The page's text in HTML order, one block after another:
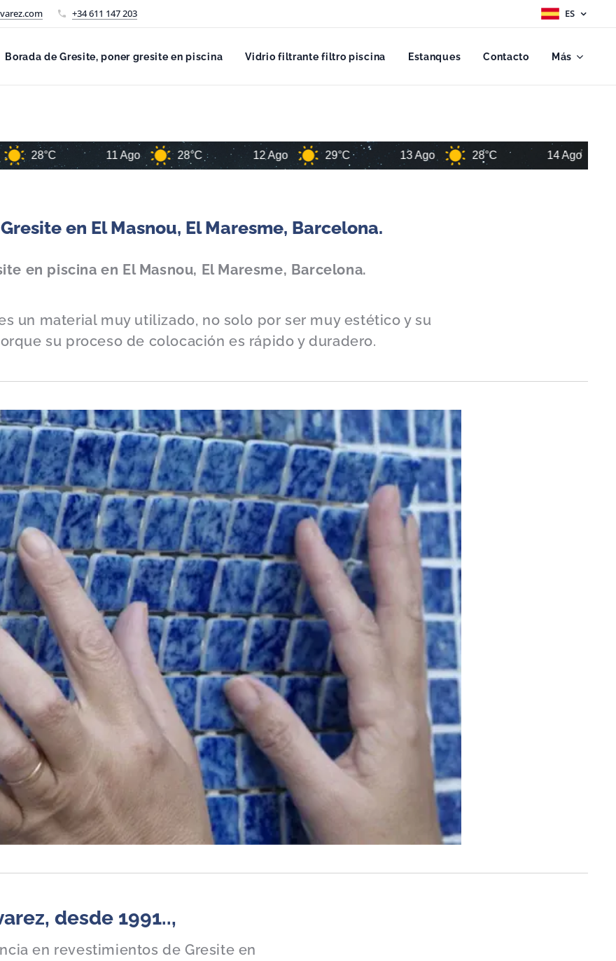
+34 611 147 203 ES
Borada de Gresite, poner gresite en piscina Vidrio filtrante filtro piscina Estanques Contacto Más
11 Ago 28°C 12 Ago 29°C 13 Ago 28°C 14 Ago 29°C
en El Masnou, El Maresme, Barcelona.
en piscina en El Masnou, El Maresme, Barcelona.
un material muy utilizado, no solo por ser muy estético y su
su proceso de colocación es rápido y duradero.
desde 1991..,
en revestimientos de Gresite en